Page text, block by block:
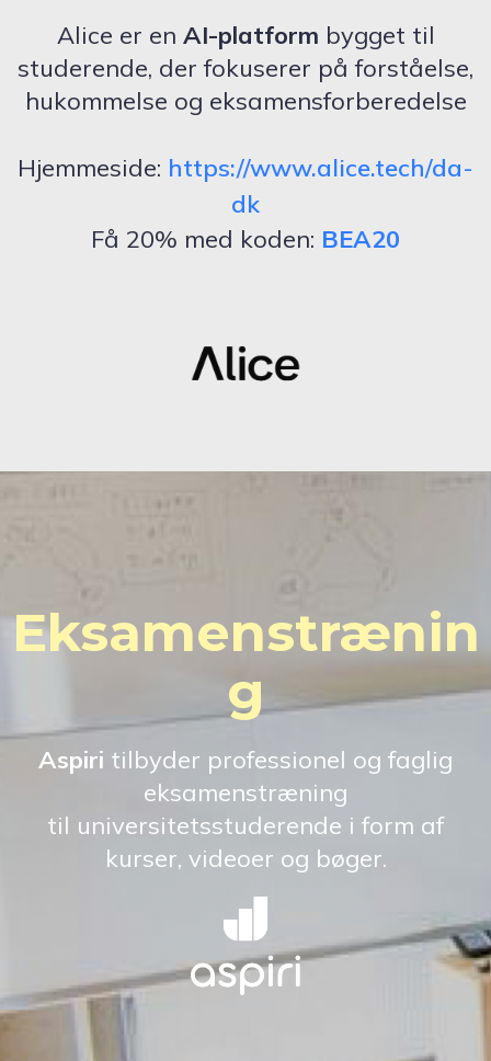
Alice er en AI-platform bygget til
studerende, der fokuserer på forståelse,
hukommelse og eksamensforberedelse
Hjemmeside: https://www.alice.tech/da-
dk
Få 20% med koden: BEA20
Eksamenstrænin
g
Aspiri tilbyder professionel og faglig
eksamenstræning
til universitetsstuderende i form af
kurser, videoer og bøger.